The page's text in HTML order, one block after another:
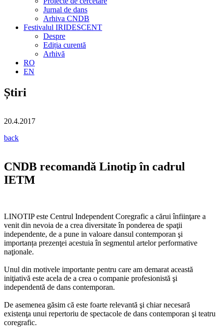
Jurnal de dans
Arhiva CNDB
Festivalul IRIDESCENT
Despre
Ediția curentă
Arhivă
RO
EN
Știri
20.4.2017
back
CNDB recomandă Linotip în cadrul
IETM
LINOTIP este Centrul Independent Coregrafic a cărui înfiinţare a
venit din nevoia de a crea diversitate în ponderea de spaţii
independente, de a pune in valoare dansul contemporan şi
importanța prezenţei acestuia în segmentul artelor performative
naţionale.
Unul din motivele importante pentru care am demarat această
iniţiativă este acela de a crea o companie profesionistă şi
independentă de dans contemporan.
De asemenea găsim că este foarte relevantă şi chiar necesară
existenţa unui repertoriu de spectacole de dans contemporan şi teatru
coregrafic.